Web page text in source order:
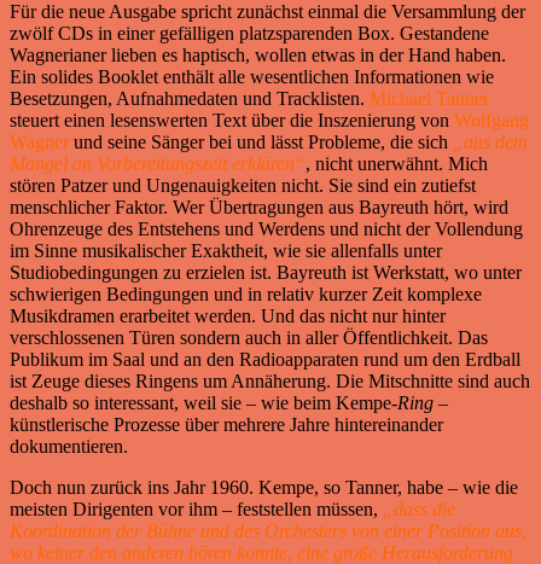
Für die neue Ausgabe spricht zunächst einmal die Versammlung der
zwölf CDs in einer gefälligen platzsparenden Box. Gestandene
Wagnerianer lieben es haptisch, wollen etwas in der Hand haben.
Ein solides Booklet enthält alle wesentlichen Informationen wie
Besetzungen, Aufnahmedaten und Tracklisten. Michael Tanner
steuert einen lesenswerten Text über die Inszenierung von Wolfgang
Wagner und seine Sänger bei und lässt Probleme, die sich „aus dem
Mangel an Vorbereitungszeit erklären“, nicht unerwähnt. Mich
stören Patzer und Ungenauigkeiten nicht. Sie sind ein zutiefst
menschlicher Faktor. Wer Übertragungen aus Bayreuth hört, wird
Ohrenzeuge des Entstehens und Werdens und nicht der Vollendung
im Sinne musikalischer Exaktheit, wie sie allenfalls unter
Studiobedingungen zu erzielen ist. Bayreuth ist Werkstatt, wo unter
schwierigen Bedingungen und in relativ kurzer Zeit komplexe
Musikdramen erarbeitet werden. Und das nicht nur hinter
verschlossenen Türen sondern auch in aller Öffentlichkeit. Das
Publikum im Saal und an den Radioapparaten rund um den Erdball
ist Zeuge dieses Ringens um Annäherung. Die Mitschnitte sind auch
deshalb so interessant, weil sie – wie beim Kempe-Ring –
künstlerische Prozesse über mehrere Jahre hintereinander
dokumentieren.
Doch nun zurück ins Jahr 1960. Kempe, so Tanner, habe – wie die
meisten Dirigenten vor ihm – feststellen müssen,
„dass die
Koordination der Bühne und des Orchesters von einer Position aus,
wo keiner den anderen hören konnte, eine große Herausforderung